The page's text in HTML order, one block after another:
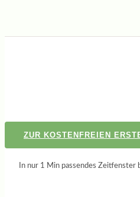
ZUR KOSTENFREIEN
In nur 1 Min passendes Zeitfenster